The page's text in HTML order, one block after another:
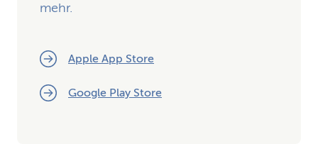
mehr.
Apple App Store
Google Play Store